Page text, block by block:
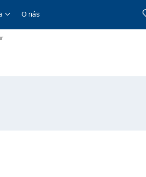
O nás